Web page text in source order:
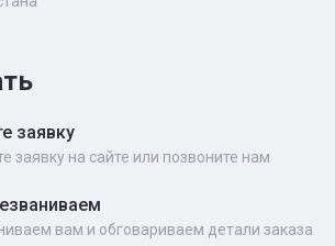
заявку
заявку на сайте или позвоните нам
вам и обговариваем детали заказа